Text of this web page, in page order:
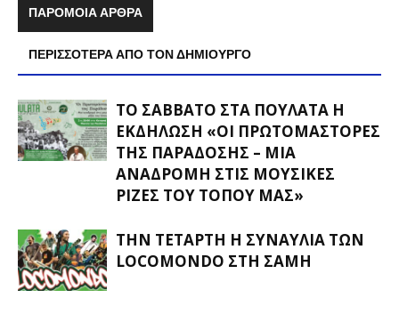
ΠΑΡΟΜΟΙΑ ΑΡΘΡΑ
ΠΕΡΙΣΣΟΤΕΡΑ ΑΠΟ ΤΟΝ ΔΗΜΙΟΥΡΓΟ
ΤΟ ΣΆΒΒΑΤΟ ΣΤΑ ΠΟΥΛΆΤΑ Η
ΕΚΔΉΛΩΣΗ «ΟΙ ΠΡΩΤΟΜΆΣΤΟΡΕΣ
ΤΗΣ ΠΑΡΆΔΟΣΗΣ – ΜΊΑ
ΑΝΑΔΡΟΜΉ ΣΤΙΣ ΜΟΥΣΙΚΈΣ
ΡΊΖΕΣ ΤΟΥ ΤΌΠΟΥ ΜΑΣ»
ΤΗΝ ΤΕΤΆΡΤΗ Η ΣΥΝΑΥΛΊΑ ΤΩΝ
LOCOMONDO ΣΤΗ ΣΆΜΗ